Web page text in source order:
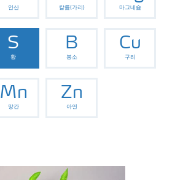
인산 칼륨(가리) 마그네슘
S
황
B
붕소
Cu
구리
Mn
망간
Zn
아연